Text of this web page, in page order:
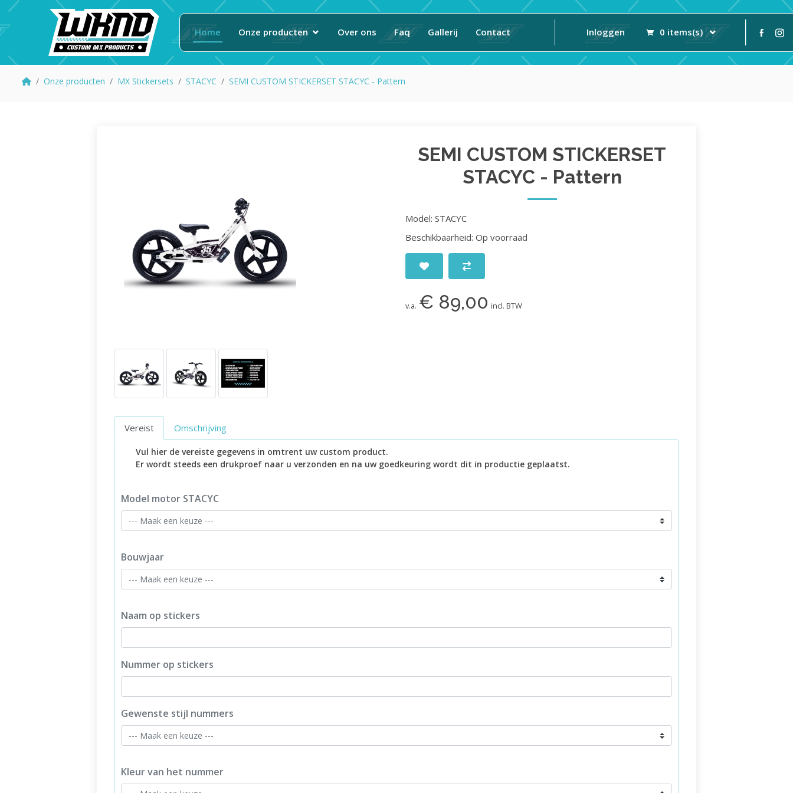
Home Onze producten Over ons Faq Gallerij Contact Inloggen 0 items(s)
Onze producten MX Stickersets STACYC SEMI CUSTOM STICKERSET STACYC - Pattern
SEMI CUSTOM STICKERSET
STACYC - Pattern
Model: STACYC
Beschikbaarheid: Op voorraad
v.a. € 89,00 incl. BTW
Vereist Omschrijving
Vul hier de vereiste gegevens in omtrent uw custom product.
Er wordt steeds een drukproef naar u verzonden en na uw goedkeuring wordt dit in productie geplaatst.
Model motor STACYC
Bouwjaar
Naam op stickers
Nummer op stickers
Gewenste stijl nummers
Kleur van het nummer